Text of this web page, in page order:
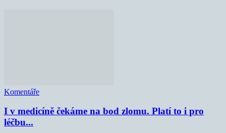
Komentáře
I v medicíně čekáme na bod zlomu. Platí to i pro
léčbu...